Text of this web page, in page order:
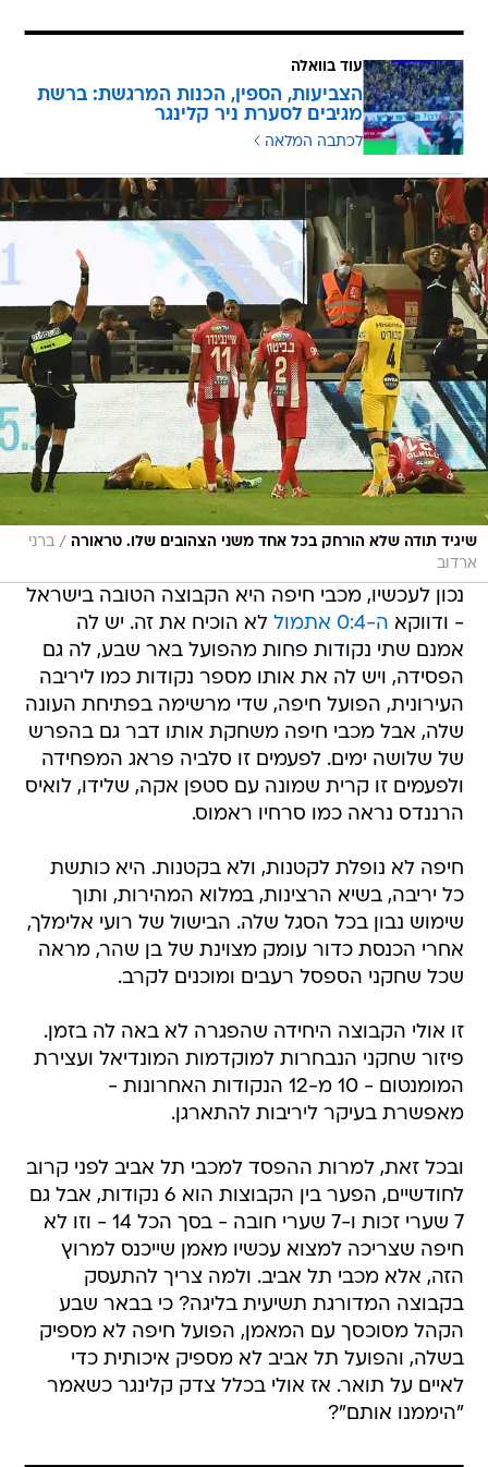
עוד בוואלה
הצביעות, הספין, הכנות המרגשת: ברשת
מגיבים לסערת ניר קלינגר
לכתבה המלאה
שיגיד תודה שלא הורחק בכל אחד משני הצהובים שלו. טראורה / ברני
ארדוב
נכון לעכשיו, מכבי חיפה היא הקבוצה הטובה בישראל
- ודווקא ה-0:4 אתמול
לא הוכיח את זה. יש לה
אמנם שתי נקודות פחות מהפועל באר שבע, לה גם
הפסידה, ויש לה את אותו מספר נקודות כמו ליריבה
העירונית, הפועל חיפה, שדי מרשימה בפתיחת העונה
שלה, אבל מכבי חיפה משחקת אותו דבר גם בהפרש
של שלושה ימים. לפעמים זו סלביה פראג המפחידה
ולפעמים זו קרית שמונה עם סטפן אקה, שלידו, לואיס
הרננדס נראה כמו סרחיו ראמוס.
חיפה לא נופלת לקטנות, ולא בקטנות. היא כותשת
כל יריבה, בשיא הרצינות, במלוא המהירות, ותוך
שימוש נבון בכל הסגל שלה. הבישול של רועי אלימלך,
אחרי הכנסת כדור עומק מצוינת של בן שהר, מראה
שכל שחקני הספסל רעבים ומוכנים לקרב.
זו אולי הקבוצה היחידה שהפגרה לא באה לה בזמן.
פיזור שחקני הנבחרות למוקדמות המונדיאל ועצירת
המומנטום - 10 מ-12 הנקודות האחרונות -
מאפשרת בעיקר ליריבות להתארגן.
ובכל זאת, למרות ההפסד למכבי תל אביב לפני קרוב
לחודשיים, הפער בין הקבוצות הוא 6 נקודות, אבל גם
7 שערי זכות ו-7 שערי חובה - בסך הכל 14 - וזו לא
חיפה שצריכה למצוא עכשיו מאמן שייכנס למרוץ
הזה, אלא מכבי תל אביב. ולמה צריך להתעסק
בקבוצה המדורגת תשיעית בליגה? כי בבאר שבע
הקהל מסוכסך עם המאמן, הפועל חיפה לא מספיק
בשלה, והפועל תל אביב לא מספיק איכותית כדי
לאיים על תואר. אז אולי בכלל צדק קלינגר כשאמר
"היממנו אותם"?